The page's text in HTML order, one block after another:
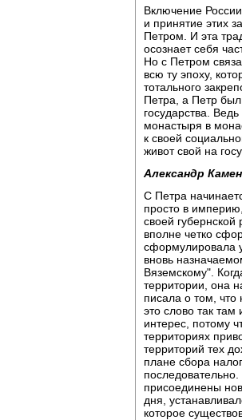
Включение
и принятие этих
Петром. И эта
осознает себя
Но с Петром
всю ту эпоху,
тотального
Петра, а Петр
государства.
монастыря в
к своей
живот свой на
Александр
С Петра
просто в
своей
вполне четко
сформулировала
вновь
Вяземскому".
территории, она
писала о том, что
это слово так там
интерес, потому
территориях
территорий тех
плане сбора
присоединены
дня,
которое